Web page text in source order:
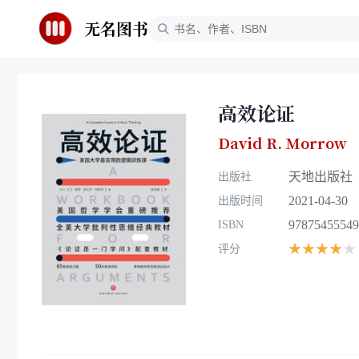
无名图书
高效论证
David R. Morrow
出版社 天地出版社
出版时间 2021-04-30
ISBN
评分 ★★★★★